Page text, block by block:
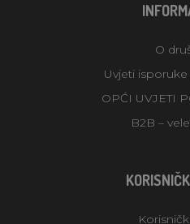
O
Uvjeti
OPĆI UVJETI
B2B –